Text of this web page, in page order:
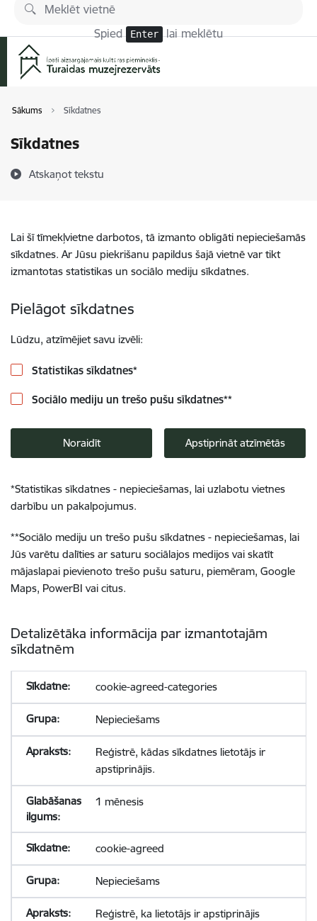
Pāriet uz lapas saturu
Spied Enter lai meklētu
Sākums Sīkdatnes
Sīkdatnes
Atskaņot tekstu
Lai šī tīmekļvietne darbotos, tā izmanto obligāti nepieciešamās
sīkdatnes. Ar Jūsu piekrišanu papildus šajā vietnē var tikt
izmantotas statistikas un sociālo mediju sīkdatnes.
Pielāgot sīkdatnes
Lūdzu, atzīmējiet savu izvēli:
Statistikas sīkdatnes*
Sociālo mediju un trešo pušu sīkdatnes**
Noraidīt Apstiprināt atzīmētās
*Statistikas sīkdatnes - nepieciešamas, lai uzlabotu vietnes
darbību un pakalpojumus.
**Sociālo mediju un trešo pušu sīkdatnes - nepieciešamas, lai
Jūs varētu dalīties ar saturu sociālajos medijos vai skatīt
mājaslapai pievienoto trešo pušu saturu, piemēram, Google
Maps, PowerBI vai citus.
Detalizētāka informācija par izmantotajām
sīkdatnēm
cookie-agreed-categories
Nepieciešams
Reģistrē, kādas sīkdatnes lietotājs ir
apstiprinājis.
1 mēnesis
cookie-agreed
Nepieciešams
Reģistrē, ka lietotājs ir apstiprinājis